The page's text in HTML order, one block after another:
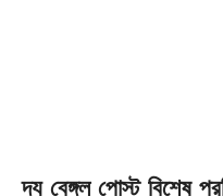
দ্য বেঙ্গল পোস্ট বিশেষ